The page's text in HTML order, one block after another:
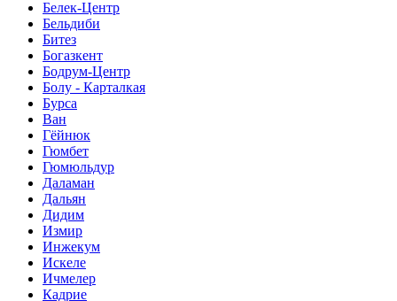
Белек-Центр
Бельдиби
Битез
Богазкент
Бодрум-Центр
Болу - Карталкая
Бурса
Ван
Гёйнюк
Гюмбет
Гюмюльдур
Даламан
Дальян
Дидим
Измир
Инжекум
Искеле
Ичмелер
Кадрие